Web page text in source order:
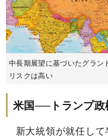
中長期展望に基づいたグラン
リスクは高い
米国──トランプ政
新大統領が就任して